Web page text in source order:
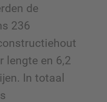
de
236
lengte en 6,2
In totaal